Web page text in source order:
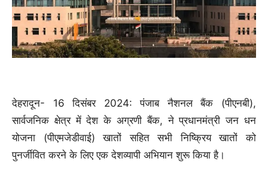
देहरादून- 16 दिसंबर 2024: पंजाब नैशनल बैंक (पीएनबी),
सार्वजनिक क्षेत्र में देश के अग्रणी बैंक, ने प्रधानमंत्री जन धन
योजना (पीएमजेडीवाई) खातों सहित सभी निष्क्रिय खातों को
पुनर्जीवित करने के लिए एक देशव्यापी अभियान शुरू किया है।